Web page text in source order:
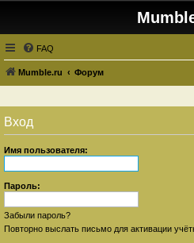
FAQ
Mumble.ru Форум
Вход
Имя пользователя:
Пароль:
Забыли пароль?
Повторно выслать письмо для активации